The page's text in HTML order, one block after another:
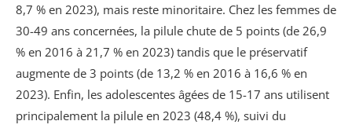
8,7 % en 2023), mais reste minoritaire. Chez les femmes de
30-49 ans concernées, la pilule chute de 5 points (de 26,9
% en 2016 à 21,7 % en 2023) tandis que le préservatif
augmente de 3 points (de 13,2 % en 2016 à 16,6 % en
2023). Enfin, les adolescentes âgées de 15-17 ans utilisent
principalement la pilule en 2023 (48,4 %), suivi du